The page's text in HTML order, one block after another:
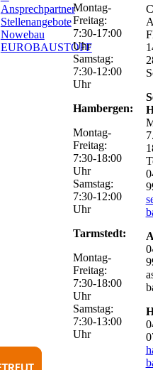
Ansprechpartner
Stellenangebote
Nowebau
EUROBAUSTOFF
Montag-
Freitag:
7:30-17:00
Uhr
Samstag:
7:30-12:00
Uhr
Hambergen:
Montag-
Freitag:
7:30-18:00
Uhr
Samstag:
7:30-12:00
Uhr
Tarmstedt:
Montag-
Freitag:
7:30-18:00
Uhr
Samstag:
7:30-13:00
Uhr